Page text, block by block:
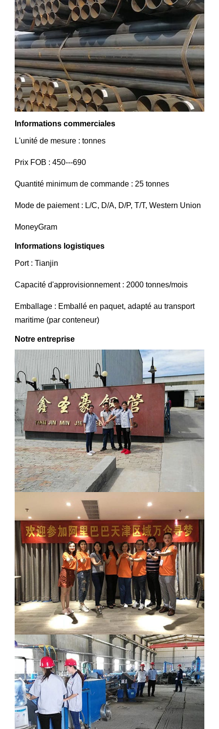
Informations commerciales
L'unité de mesure : tonnes
Prix ​​FOB : 450---690
Quantité minimum de commande : 25 tonnes
Mode de paiement : L/C, D/A, D/P, T/T, Western Union
MoneyGram
Informations logistiques
Port : Tianjin
Capacité d'approvisionnement : 2000 tonnes/mois
Emballage : Emballé en paquet, adapté au transport
maritime (par conteneur)
Notre entreprise